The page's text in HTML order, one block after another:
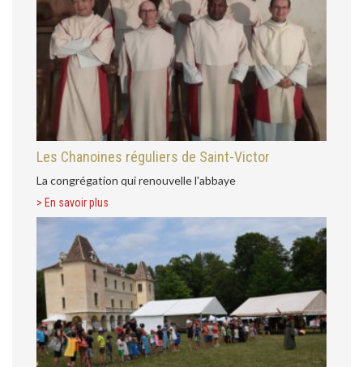
Les Chanoines réguliers de Saint-Victor
La congrégation qui renouvelle l'abbaye
> En savoir plus